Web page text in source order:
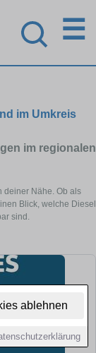
ablehnen
☰
im Umkreis
im regionalen
deiner Nähe. Ob als
Blick, welche Diesel
sind.